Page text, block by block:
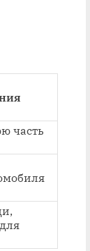
часть